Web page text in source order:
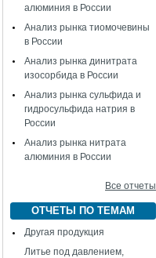
алюминия в России
Анализ рынка тиомочевины
в России
Анализ рынка динитрата
изосорбида в России
Анализ рынка сульфида и
гидросульфида натрия в
России
Анализ рынка нитрата
алюминия в России
Все отчеты
ОТЧЕТЫ ПО ТЕМАМ
Другая продукция
Литье под давлением,